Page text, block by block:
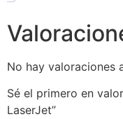
No hay valoraciones
Sé el primero en
LaserJet”